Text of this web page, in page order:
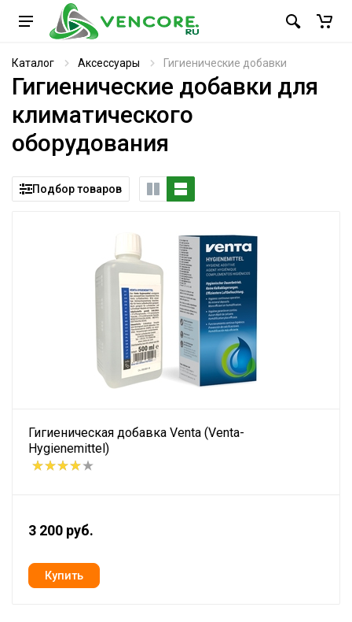
Каталог Аксессуары Гигиенические добавки
Гигиенические добавки для
климатического
оборудования
Подбор товаров
Гигиеническая добавка Venta (Venta-
Hygienemittel)
3 200 руб.